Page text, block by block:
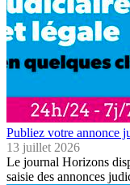
Publiez votre annonce
13 juillet 2026
Le journal Horizons
saisie des annonces